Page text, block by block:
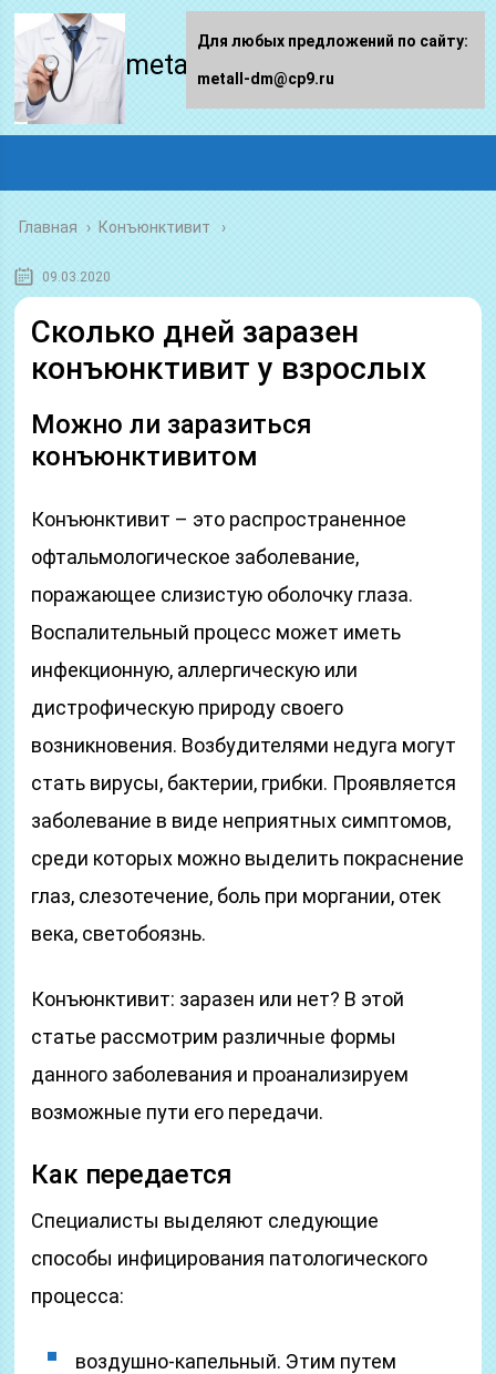
metall-dm.ru
Главная › Конъюнктивит
09.03.2020
Сколько дней заразен
конъюнктивит у взрослых
Можно ли заразиться
конъюнктивитом
Конъюнктивит – это распространенное
офтальмологическое заболевание,
поражающее слизистую оболочку глаза.
Воспалительный процесс может иметь
инфекционную, аллергическую или
дистрофическую природу своего
возникновения. Возбудителями недуга могут
стать вирусы, бактерии, грибки. Проявляется
заболевание в виде неприятных симптомов,
среди которых можно выделить покраснение
глаз, слезотечение, боль при моргании, отек
века, светобоязнь.
Конъюнктивит: заразен или нет? В этой
статье рассмотрим различные формы
данного заболевания и проанализируем
возможные пути его передачи.
Как передается
Специалисты выделяют следующие
способы инфицирования патологического
процесса:
воздушно-капельный. Этим путем
Для любых предложений по сайту:
metall-dm@cp9.ru